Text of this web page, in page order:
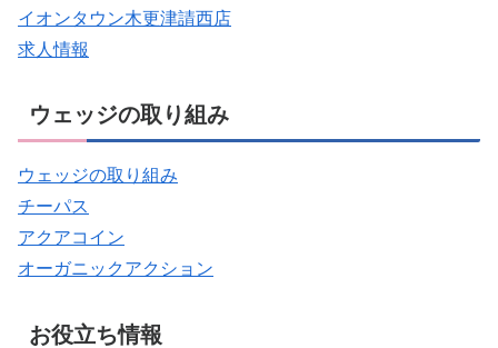
イオンタウン木更津請西店
求人情報
ウェッジの取り組み
ウェッジの取り組み
チーパス
アクアコイン
オーガニックアクション
お役立ち情報